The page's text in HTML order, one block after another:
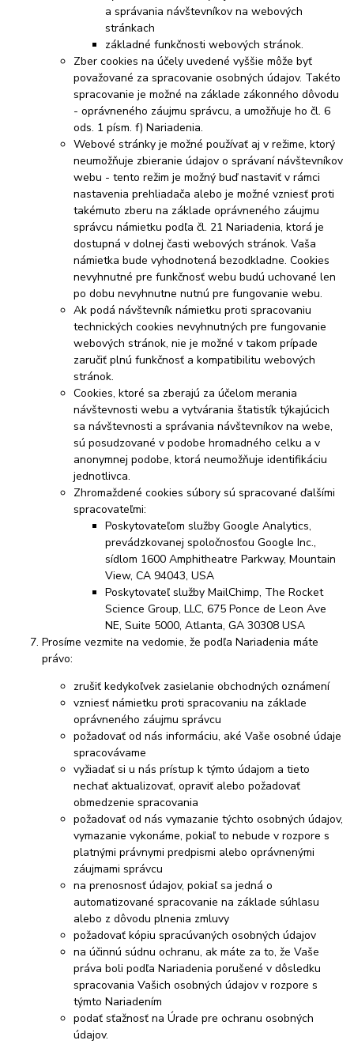
a správania návštevníkov na webových
stránkach
základné funkčnosti webových stránok.
Zber cookies na účely uvedené vyššie môže byť
považované za spracovanie osobných údajov. Takéto
spracovanie je možné na základe zákonného dôvodu
- oprávneného záujmu správcu, a umožňuje ho čl. 6
ods. 1 písm. f) Nariadenia.
Webové stránky je možné používať aj v režime, ktorý
neumožňuje zbieranie údajov o správaní návštevníkov
webu - tento režim je možný buď nastaviť v rámci
nastavenia prehliadača alebo je možné vzniesť proti
takémuto zberu na základe oprávneného záujmu
správcu námietku podľa čl. 21 Nariadenia, ktorá je
dostupná v dolnej časti webových stránok. Vaša
námietka bude vyhodnotená bezodkladne. Cookies
nevyhnutné pre funkčnosť webu budú uchované len
po dobu nevyhnutne nutnú pre fungovanie webu.
Ak podá návštevník námietku proti spracovaniu
technických cookies nevyhnutných pre fungovanie
webových stránok, nie je možné v takom prípade
zaručiť plnú funkčnosť a kompatibilitu webových
stránok.
Cookies, ktoré sa zberajú za účelom merania
návštevnosti webu a vytvárania štatistík týkajúcich
sa návštevnosti a správania návštevníkov na webe,
sú posudzované v podobe hromadného celku a v
anonymnej podobe, ktorá neumožňuje identifikáciu
jednotlivca.
Zhromaždené cookies súbory sú spracované ďalšími
spracovateľmi:
Poskytovateľom služby Google Analytics,
prevádzkovanej spoločnosťou Google Inc.,
sídlom 1600 Amphitheatre Parkway, Mountain
View, CA 94043, USA
Poskytovateľ služby MailChimp, The Rocket
Science Group, LLC, 675 Ponce de Leon Ave
NE, Suite 5000, Atlanta, GA 30308 USA
Prosíme vezmite na vedomie, že podľa Nariadenia máte
právo:
zrušiť kedykoľvek zasielanie obchodných oznámení
vzniesť námietku proti spracovaniu na základe
oprávneného záujmu správcu
požadovať od nás informáciu, aké Vaše osobné údaje
spracovávame
vyžiadať si u nás prístup k týmto údajom a tieto
nechať aktualizovať, opraviť alebo požadovať
obmedzenie spracovania
požadovať od nás vymazanie týchto osobných údajov,
vymazanie vykonáme, pokiaľ to nebude v rozpore s
platnými právnymi predpismi alebo oprávnenými
záujmami správcu
na prenosnosť údajov, pokiaľ sa jedná o
automatizované spracovanie na základe súhlasu
alebo z dôvodu plnenia zmluvy
požadovať kópiu spracúvaných osobných údajov
na účinnú súdnu ochranu, ak máte za to, že Vaše
práva boli podľa Nariadenia porušené v dôsledku
spracovania Vašich osobných údajov v rozpore s
týmto Nariadením
podať sťažnosť na Úrade pre ochranu osobných
údajov.